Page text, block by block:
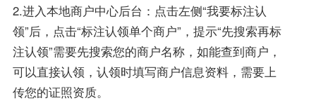
2.进入本地商户中心后台：点击左侧“我要标注认
领”后，点击“标注认领单个商户”，提示“先搜索再标
注认领”需要先搜索您的商户名称，如能查到商户，
可以直接认领，认领时填写商户信息资料，需要上
传您的证照资质。